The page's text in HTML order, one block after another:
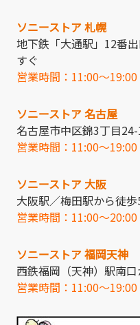
ソニーストア 札幌
地下鉄「大通駅」12番
すぐ
営業時間：11:00～19:00
ソニーストア 名古屋
名古屋市中区錦3丁目
営業時間：11:00～19:00
ソニーストア 大阪
大阪駅／梅田駅から徒
営業時間：11:00～20:00
ソニーストア 福岡天神
西鉄福岡（天神）駅南口
営業時間：11:00～19:00